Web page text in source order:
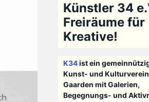
Künstler 34
Freiräume für
Kreative!
K34ist ein
Kunst- und
Gaarden mit Galerien,
Begegnungs- und